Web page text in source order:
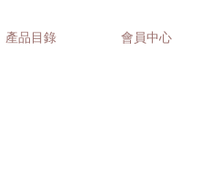
產品目錄 會員中心